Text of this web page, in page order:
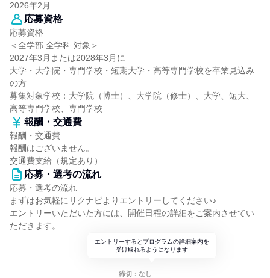
2026年2月
応募資格
応募資格
＜全学部 全学科 対象＞
2027年3月または2028年3月に
大学・大学院・専門学校・短期大学・高等専門学校を卒業見込み
の方
募集対象学校：大学院（博士）、大学院（修士）、大学、短大、
高等専門学校、専門学校
報酬・交通費
報酬・交通費
報酬はございません。
交通費支給（規定あり）
応募・選考の流れ
応募・選考の流れ
まずはお気軽にリクナビよりエントリーしてください♪
エントリーいただいた方には、開催日程の詳細をご案内させてい
ただきます。
エントリーするとプログラムの詳細案内を
受け取れるようになります
締切：なし